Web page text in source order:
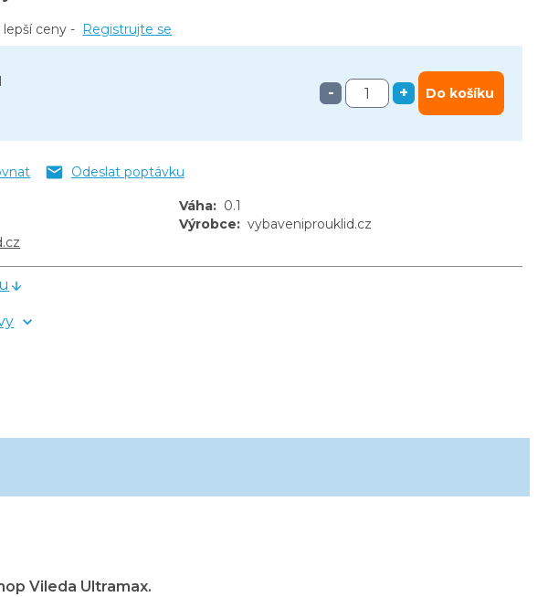
- + Do košíku
ceny - Registrujte se
Odeslat poptávku
Váha: 0.1
Výrobce: vybaveniprouklid.cz
Vileda Ultramax.